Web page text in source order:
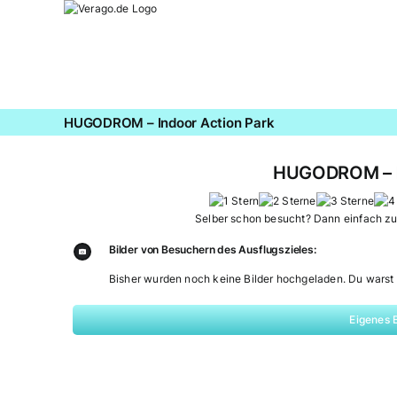
HUGODROM – Indoor Action Park
HUGODROM
Selber schon besucht? Dann einfach
Bilder von Besuchern des Ausflugszieles:
Bisher wurden noch keine Bilder hochgeladen. Du
Eigenes